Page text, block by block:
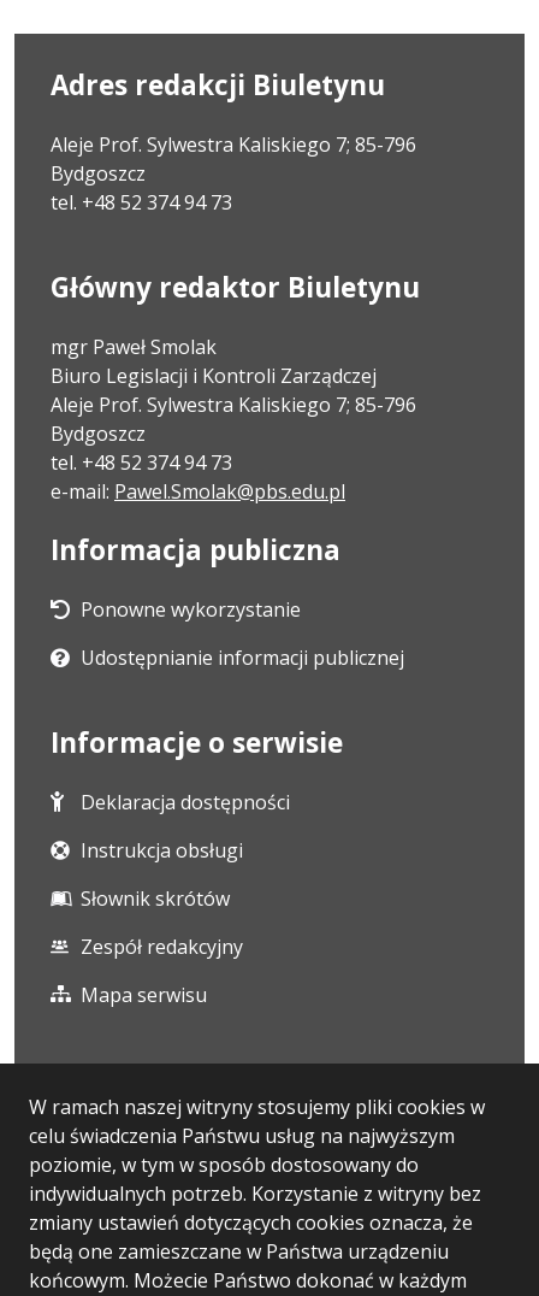
W ramach naszej witryny stosujemy pliki cookies w
celu świadczenia Państwu usług na najwyższym
poziomie, w tym w sposób dostosowany do
indywidualnych potrzeb. Korzystanie z witryny bez
zmiany ustawień dotyczących cookies oznacza, że
będą one zamieszczane w Państwa urządzeniu
końcowym. Możecie Państwo dokonać w każdym
Adres redakcji Biuletynu
Aleje Prof. Sylwestra Kaliskiego 7; 85-796
Bydgoszcz
tel. +48 52 374 94 73
Główny redaktor Biuletynu
mgr Paweł Smolak
Biuro Legislacji i Kontroli Zarządczej
Aleje Prof. Sylwestra Kaliskiego 7; 85-796
Bydgoszcz
tel. +48 52 374 94 73
e-mail: Pawel.Smolak@pbs.edu.pl
Informacja publiczna
Ponowne wykorzystanie
Udostępnianie informacji publicznej
Informacje o serwisie
Deklaracja dostępności
Instrukcja obsługi
Słownik skrótów
Zespół redakcyjny
Mapa serwisu
Statystyki oglądalności
Ostatnio dodane
Polityka prywatności